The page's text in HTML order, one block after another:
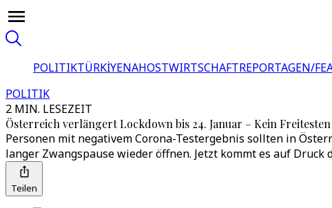
POLITIKTÜRKİYENAHOSTWIRTSCHAFTREPORTAGEN/
POLITIK
2 MIN. LESEZEIT
Österreich verlängert Lockdown bis 24. Januar – Kein Freitesten
Personen mit negativem Corona-Testergebnis sollten in
langer Zwangspause wieder öffnen. Jetzt kommt es auf Druck
Teilen